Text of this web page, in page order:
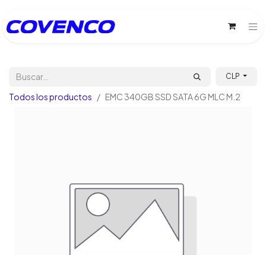
CLP
Todos los productos EMC 340GB SSD SATA 6G MLC M.2